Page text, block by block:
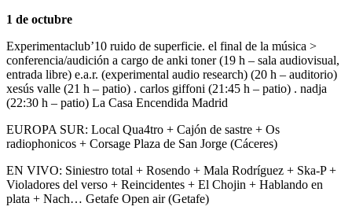
1 de octubre
Experimentaclub’10 ruido de superficie. el final de la música >
conferencia/audición a cargo de anki toner (19 h – sala audiovisual,
entrada libre) e.a.r. (experimental audio research) (20 h – auditorio)
xesús valle (21 h – patio) . carlos giffoni (21:45 h – patio) . nadja
(22:30 h – patio) La Casa Encendida Madrid
EUROPA SUR: Local Qua4tro + Cajón de sastre + Os
radiophonicos + Corsage Plaza de San Jorge (Cáceres)
EN VIVO: Siniestro total + Rosendo + Mala Rodríguez + Ska-P +
Violadores del verso + Reincidentes + El Chojin + Hablando en
plata + Nach… Getafe Open air (Getafe)